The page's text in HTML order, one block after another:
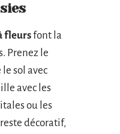
fleursfont la
Prenez le
le sol avec
avec les
ou les
décoratif,